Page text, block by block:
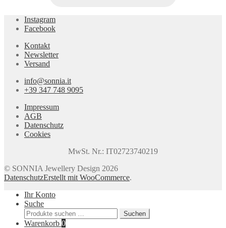
Instagram
Facebook
Kontakt
Newsletter
Versand
info@sonnia.it
+39 347 748 9095
Impressum
AGB
Datenschutz
Cookies
MwSt. Nr.: IT02723740219
© SONNIA Jewellery Design 2026
DatenschutzErstellt mit WooCommerce.
Ihr Konto
Suche
Suchen
nach:
Suchen
Warenkorb 0